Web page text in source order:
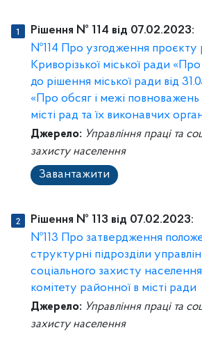
Рішення № 114 від 07.02.2023:
№114 Про узгодження проєкту
Криворізької міської ради
до рішення міської ради від
«Про обсяг і межі
місті рад та їх виконавчих
Джерело: Управління праці та
захисту населення
Завантажити
Рішення № 113 від 07.02.2023:
№113 Про затвердження
структурні підрозділи
соціального захисту
комітету районної в місті ради
Джерело: Управління праці та
захисту населення